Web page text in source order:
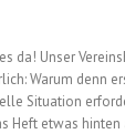
da! Unser
Warum denn
Situation
Heft etwas